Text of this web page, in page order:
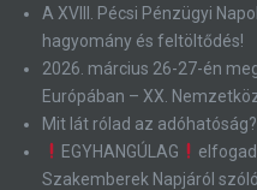
A XVIII. Pécsi Pénzügyi
hagyomány és feltöltődés!
2026. március 26-27-én
Európában – XX.
Mit lát rólad az
EGYHANGÚLAG
Szakemberek Napjáról